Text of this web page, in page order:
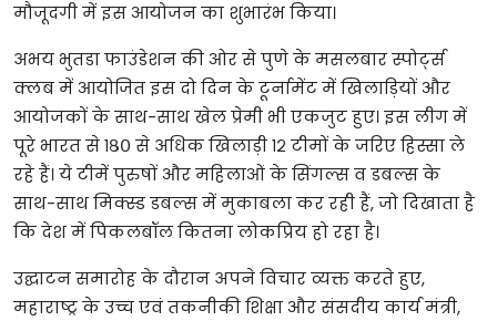
मौजूदगीमेंइसआयोजनका शुभारंभकिया।
अभयभुतडाफाउंडेशनकीओरसेपुणेकेमसलबारस्पोर्ट्स
क्लबमेंआयोजितइसदोदिनकेटूर्नामेंटमेंखिलाड़ियोंऔर
आयोजकोंकेसाथ-साथखेलप्रेमीभीएकजुटहुए।इसलीगमें
पूरेभारतसे१८० से अधिकखिलाड़ी१२ टीमोंकेजरिएहिस्साले
रहेहैं।येटीमेंपुरुषोंऔरमहिलाओंकेसिंगल्सवडबल्सके
साथ-साथमिक्स्डडबल्समेंमुकाबलाकररहीहैं,जोदिखाताहै
किदेशमेंपिकलबॉलकितनालोकप्रियहोरहाहै।
उद्घाटनसमारोहकेदौरान अपनेविचारव्यक्तकरतेहुए,
महाराष्ट्रकेउच्चएवंतकनीकीशिक्षाऔरसंसदीयकार्यमंत्री,